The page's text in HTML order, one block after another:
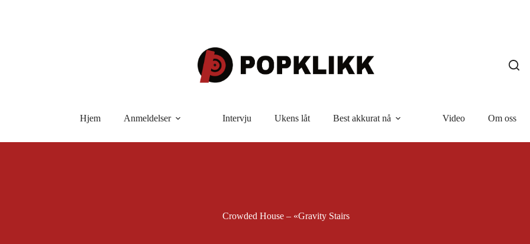
Hjem Anmeldelser Intervju Ukens låt Best akkurat nå Video Om oss
Crowded House – «Gravity Stairs